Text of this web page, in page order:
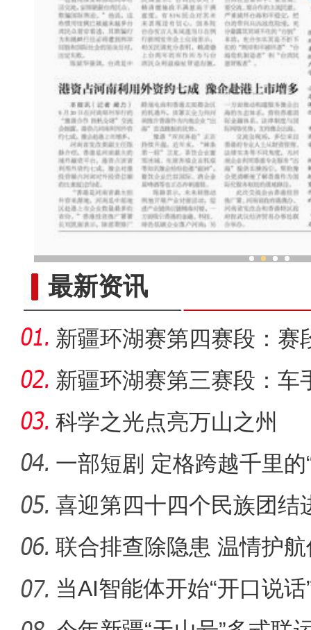
最新资讯
新疆环湖赛第四赛段：赛
升至130
新疆环湖赛第三赛段：车
科学之光点亮万山之州
一部短剧 定格跨越千里的
喜迎第四十四个民族团结
建共促各
联合排查除隐患 温情护
当AI智能体开始“开口说